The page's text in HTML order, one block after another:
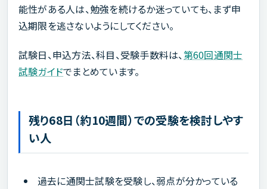
能性がある人は、勉強を続けるか迷っていても、まず申
込期限を逃さないようにしてください。
試験日、申込方法、科目、受験手数料は、第60回通関士
試験ガイドでまとめています。
残り68日（約10週間）での受験を検討しやす
い人
過去に通関士試験を受験し、弱点が分かっている